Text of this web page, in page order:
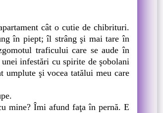
cât o cutie de chibrituri.
în piept; îl strâng şi mai tare în
traficului care se aude în
infestări cu spirite de şobolani
umplute şi vocea tatălui meu care
mine? Îmi afund faţa în pernă. E